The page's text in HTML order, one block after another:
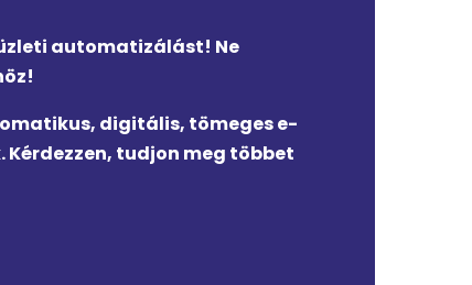
automatizálást! Ne
digitális, tömeges e-
tudjon meg többet